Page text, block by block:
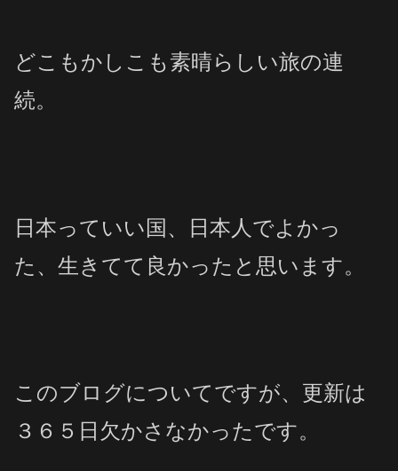
どこもかしこも素晴らしい旅の連
続。
日本っていい国、日本人でよかっ
た、生きてて良かったと思います。
このブログについてですが、更新は
３６５日欠かさなかったです。